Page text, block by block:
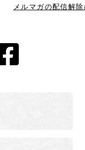
メルマガの配信解